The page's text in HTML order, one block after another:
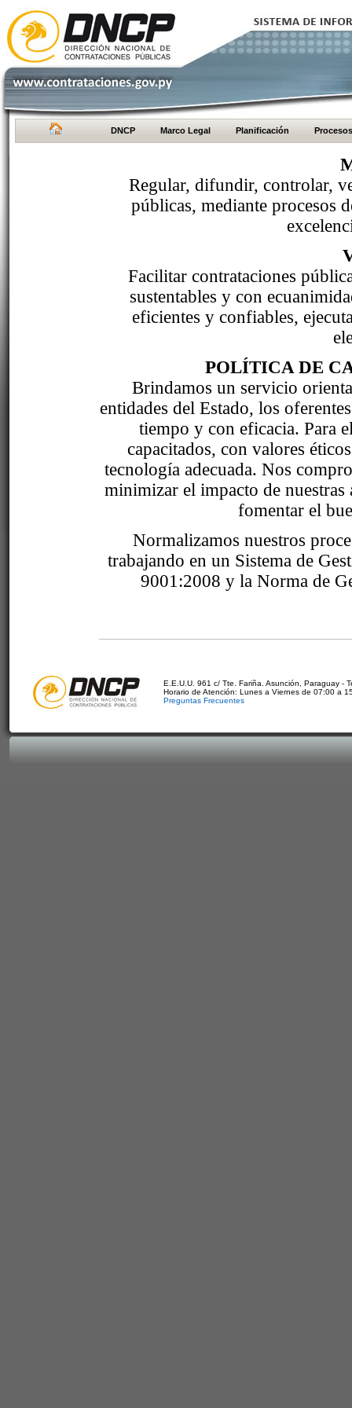
DNCP Marco Legal Planificación Procesos
Regular, difundir, controlar,
públicas, mediante procesos
Facilitar contrataciones
sustentables y con
eficientes y confiables,
POLÍTICA DE
Brindamos un servicio
entidades del Estado, los
tiempo y con eficacia. Para
capacitados, con valores
tecnología adecuada. Nos
minimizar el impacto de
fomentar el
Normalizamos nuestros
trabajando en un Sistema de
9001:2008 y la Norma de
E.E.U.U. 961 c/ Tte. Fariña. Asunción, Paraguay -
Horario de Atención: Lunes a Viernes de 07:00 a
Preguntas Frecuentes